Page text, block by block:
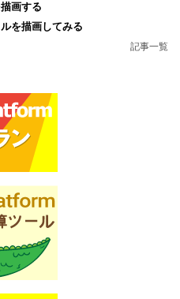
画する
を描画してみる
記事一覧